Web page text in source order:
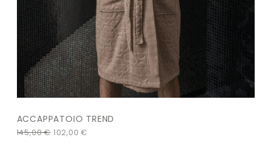
ACCAPPATOIO TREND
145,00€ 102,00€